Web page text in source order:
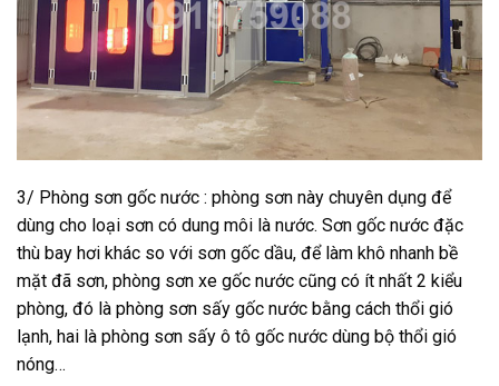
3/ Phòng sơn gốc nước : phòng sơn này chuyên dụng để
dùng cho loại sơn có dung môi là nước. Sơn gốc nước đặc
thù bay hơi khác so với sơn gốc dầu, để làm khô nhanh bề
mặt đã sơn, phòng sơn xe gốc nước cũng có ít nhất 2 kiểu
phòng, đó là phòng sơn sấy gốc nước bằng cách thổi gió
lạnh, hai là phòng sơn sấy ô tô gốc nước dùng bộ thổi gió
nóng…